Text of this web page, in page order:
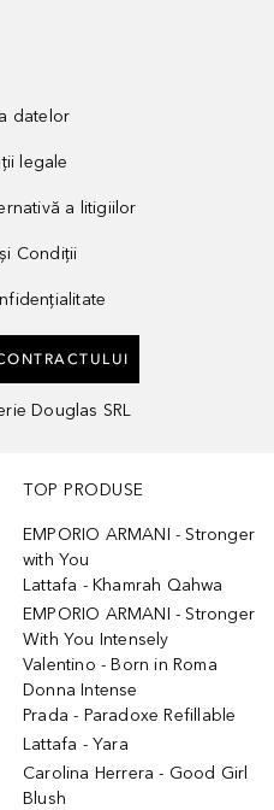
datelor
legale
a litigiilor
Condiții
Douglas SRL
TOP PRODUSE
EMPORIO ARMANI - Stronger
with You
Lattafa - Khamrah Qahwa
EMPORIO ARMANI - Stronger
With You Intensely
Valentino - Born in Roma
Donna Intense
Prada - Paradoxe Refillable
Lattafa - Yara
Carolina Herrera - Good Girl
Blush